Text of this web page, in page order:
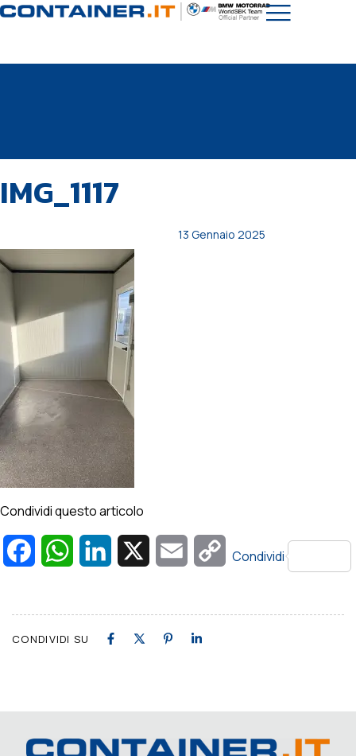
IN:
IMG_1117
il:
13 Gennaio 2025
Condividi questo articolo
FacebookWhatsAppLinkedIn Email
Copy
Condividi
CONDIVIDI SU